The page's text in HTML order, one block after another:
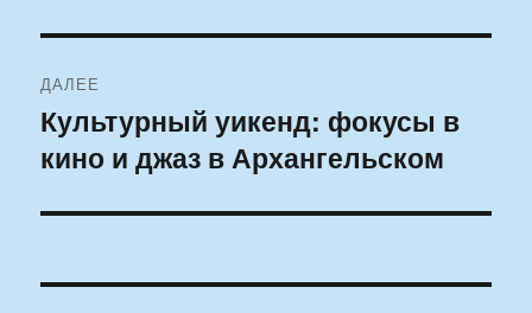
ДАЛЕЕ
Следующая
запись:
Культурный уикенд: фокусы в
кино и джаз в Архангельском